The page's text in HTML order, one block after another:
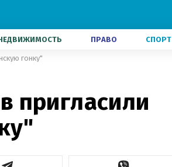
ПРАВО СПОРТ
гонку"
пригласили